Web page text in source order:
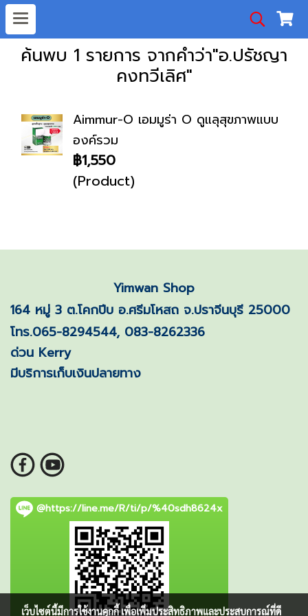
ค้นพบ 1 รายการ จากคำว่า"อ.ปรัชญา
คงทวีเลิศ"
Aimmur-O เอมมูร่า O ดูแลุสุขภาพแบบ
องค์รวม
฿1,550
(Product)
Yimwan Shop
164 หมู่ 3 ต.โคกปีบ อ.ศรีมโหสถ จ.ปราจีนบุรี 25000
โทร.065-8294544, 083-8262336
ด่วน Kerry
มีบริการเก็บเงินปลายทาง
@https://line.me/R/ti/p/%40sdh8624x
เว็บไซต์นี้มีการใช้งานคุกกี้ เพื่อเพิ่มประสิทธิภาพและประสบการณ์ที่ดี